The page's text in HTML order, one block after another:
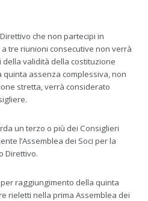
che non partecipi in
tre riunioni consecutive non verrà
validità della costituzione
quinta assenza complessiva, non
stretta, verrà considerato
un terzo o più dei Consiglieri
l’Assemblea dei Soci per la
Direttivo.
raggiungimento della quinta
rieletti nella prima Assemblea dei